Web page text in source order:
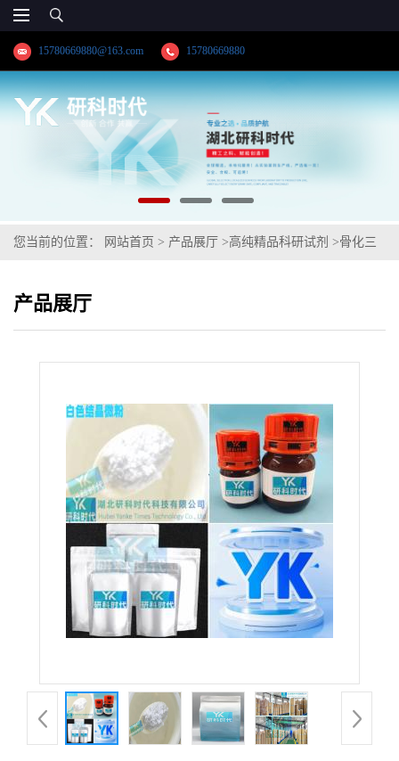
15780669880@163.com 15780669880
您当前的位置： 网站首页 > 产品展厅 >高纯精品科研试剂 >骨化三
科技-“研”无止境;“科”学创新！检测图谱；MSDS等技术支持-业务咨
产品展厅